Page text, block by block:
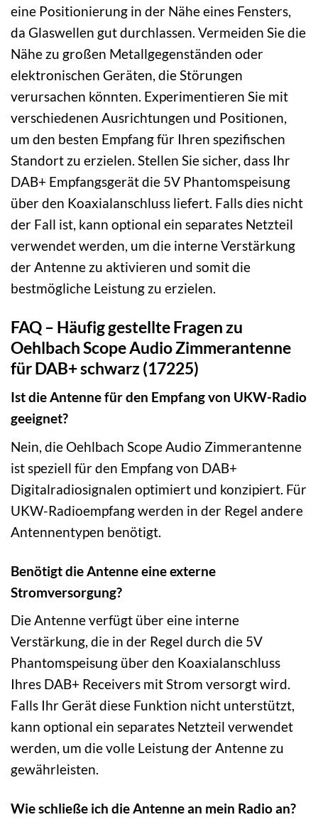
eine Positionierung in der Nähe eines Fensters,
da Glaswellen gut durchlassen. Vermeiden Sie die
Nähe zu großen Metallgegenständen oder
elektronischen Geräten, die Störungen
verursachen könnten. Experimentieren Sie mit
verschiedenen Ausrichtungen und Positionen,
um den besten Empfang für Ihren spezifischen
Standort zu erzielen. Stellen Sie sicher, dass Ihr
DAB+ Empfangsgerät die 5V Phantomspeisung
über den Koaxialanschluss liefert. Falls dies nicht
der Fall ist, kann optional ein separates Netzteil
verwendet werden, um die interne Verstärkung
der Antenne zu aktivieren und somit die
bestmögliche Leistung zu erzielen.
FAQ – Häufig gestellte Fragen zu
Oehlbach Scope Audio Zimmerantenne
für DAB+ schwarz (17225)
Ist die Antenne für den Empfang von UKW-Radio
geeignet?
Nein, die Oehlbach Scope Audio Zimmerantenne
ist speziell für den Empfang von DAB+
Digitalradiosignalen optimiert und konzipiert. Für
UKW-Radioempfang werden in der Regel andere
Antennentypen benötigt.
Benötigt die Antenne eine externe
Stromversorgung?
Die Antenne verfügt über eine interne
Verstärkung, die in der Regel durch die 5V
Phantomspeisung über den Koaxialanschluss
Ihres DAB+ Receivers mit Strom versorgt wird.
Falls Ihr Gerät diese Funktion nicht unterstützt,
kann optional ein separates Netzteil verwendet
werden, um die volle Leistung der Antenne zu
gewährleisten.
Wie schließe ich die Antenne an mein Radio an?